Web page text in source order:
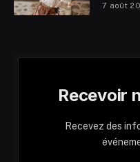
7 août
Recevoir
Recevez des